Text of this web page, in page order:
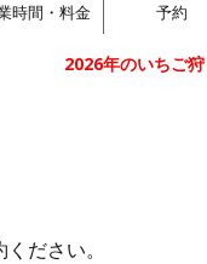
時間・料金 予約
2026年のいちご狩
ださい。